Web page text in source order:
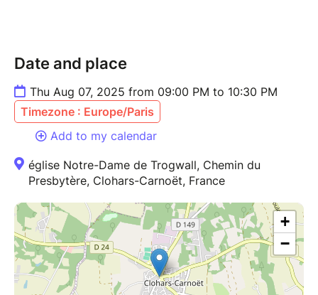
Date and place
Thu Aug 07, 2025 from 09:00 PM to 10:30 PM
Timezone : Europe/Paris
Add to my calendar
église Notre-Dame de Trogwall, Chemin du
Presbytère, Clohars-Carnoët, France
+
−